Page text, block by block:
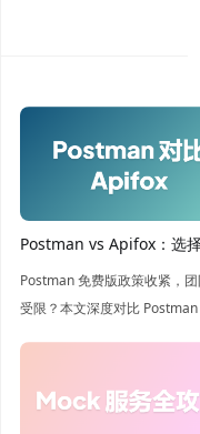
Postman vs Apifox：选
的 API 开发工具
Postman 免费版政策收紧，
受限？本文深度对比
借强大的团队协作与无限制测